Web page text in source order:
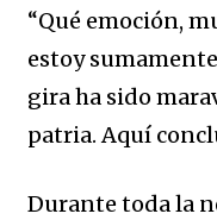
“Qué emoción,
estoy
gira ha sido
patria. Aquí
Durante toda la